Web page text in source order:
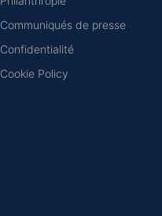
Communiqués de presse
Confidentialité
Cookie Policy